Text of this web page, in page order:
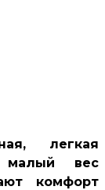
легкая
вес
комфорт